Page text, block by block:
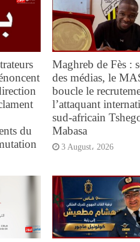
du
Maghreb de Fès :
des médias, le
boucle le
l’attaquant
sud-africain
Mabasa
3 August، 2026